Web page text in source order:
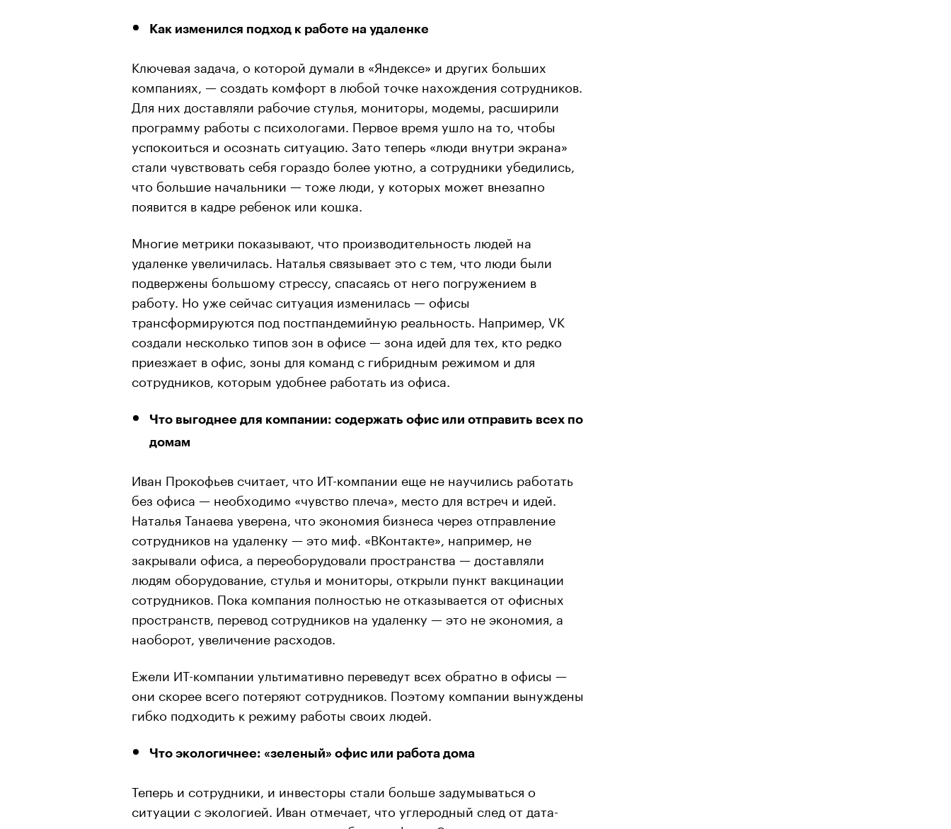
Как изменился подход к работе на удаленке
Ключевая задача, о которой думали в «Яндексе» и других больших
компаниях, — создать комфорт в любой точке нахождения сотрудников.
Для них доставляли рабочие стулья, мониторы, модемы, расширили
программу работы с психологами. Первое время ушло на то, чтобы
успокоиться и осознать ситуацию. Зато теперь «люди внутри экрана»
стали чувствовать себя гораздо более уютно, а сотрудники убедились,
что большие начальники — тоже люди, у которых может внезапно
появится в кадре ребенок или кошка.
Многие метрики показывают, что производительность людей на
удаленке увеличилась. Наталья связывает это с тем, что люди были
подвержены большому стрессу, спасаясь от него погружением в
работу. Но уже сейчас ситуация изменилась — офисы
трансформируются под постпандемийную реальность. Например, VK
создали несколько типов зон в офисе — зона идей для тех, кто редко
приезжает в офис, зоны для команд с гибридным режимом и для
сотрудников, которым удобнее работать из офиса.
Что выгоднее для компании: содержать офис или отправить всех по
домам
Иван Прокофьев считает, что ИТ-компании еще не научились работать
без офиса — необходимо «чувство плеча», место для встреч и идей.
Наталья Танаева уверена, что экономия бизнеса через отправление
сотрудников на удаленку — это миф. «ВКонтакте», например, не
закрывали офиса, а переоборудовали пространства — доставляли
людям оборудование, стулья и мониторы, открыли пункт вакцинации
сотрудников. Пока компания полностью не отказывается от офисных
пространств, перевод сотрудников на удаленку — это не экономия, а
наоборот, увеличение расходов.
Ежели ИТ-компании ультимативно переведут всех обратно в офисы —
они скорее всего потеряют сотрудников. Поэтому компании вынуждены
гибко подходить к режиму работы своих людей.
Что экологичнее: «зеленый» офис или работа дома
Теперь и сотрудники, и инвесторы стали больше задумываться о
ситуации с экологией. Иван отмечает, что углеродный след от дата-